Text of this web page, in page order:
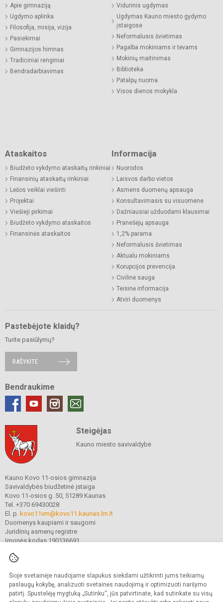
Šioje svetainėje naudojame slapukus siekdami užtikrinti jums teikiamų
paslaugų kokybę, analizuoti svetainės naudojimą ir optimizuoti naršymo
patirtį. Spustelėję mygtuką „Sutinku“, jūs patvirtinate, kad sutinkate su visų
Apie gimnaziją
Ugdymo aplinka
Filosofija, misija, vizija
Pasiekimai
Gimnazijos himnas
Tradiciniai renginiai
Bendradarbiavimas
Vidurinis ugdymas
Ugdymas Kauno miesto gydymo
įstaigose
Neformalusis švietimas
Pagalba mokiniams ir tėvams
Mokinių maitinimas
Biblioteka
Patalpų nuoma
Visos dienos mokykla
Ataskaitos
Biudžeto vykdymo ataskaitų rinkiniai
Finansinių ataskaitų rinkiniai
Lėšos veiklai viešinti
Projektai
Viešieji pirkimai
Biudžeto vykdymo ataskaitos
Finansinės ataskaitos
Informacija
Nuorodos
Laisvos darbo vietos
Asmens duomenų apsauga
Konsultavimasis su visuomene
Dažniausiai užduodami klausimai
Pranešėjų apsauga
1,2% parama
Neformalusis švietimas
Aktualu mokiniams
Korupcijos prevencija
Civilinė sauga
Teisinė informacija
Atviri duomenys
Pastebėjote klaidų?
Turite pasiūlymų?
RAŠYKITE
Bendraukime
Steigėjas
Kauno miesto savivaldybė
Kauno Kovo 11-osios gimnazija
Savivaldybės biudžetinė įstaiga
Kovo 11-osios g. 50, 51289 Kaunas
Tel. +370 69430028
El. p. kovo11vm@kovo11.kaunas.lm.lt
Duomenys kaupiami ir saugomi
Juridinių asmenų registre
Įmonės kodas 190136691
© 2021. Kauno Kovo 11-osios gimnazija. Visos teisės saugomos.
Kopijuoti turinį be raštiško gimnazijos sutikimo griežtai draudžiama.
Prieinamumo paraiška Slapukų valdymas